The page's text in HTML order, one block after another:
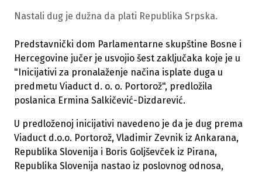
Nastali dug je dužna da plati Republika Srpska.
Predstavnički dom Parlamentarne skupštine Bosne i
Hercegovine jučer je usvojio šest zaključaka koje je u
"Inicijativi za pronalaženje načina isplate duga u
predmetu Viaduct d. o. o. Portorož", predložila
poslanica Ermina Salkičević-Dizdarević.
U predloženoj inicijativi navedeno je da je dug prema
Viaduct d.o.o. Portorož, Vladimir Zevnik iz Ankarana,
Republika Slovenija i Boris Goljševček iz Pirana,
Republika Slovenija nastao iz poslovnog odnosa,